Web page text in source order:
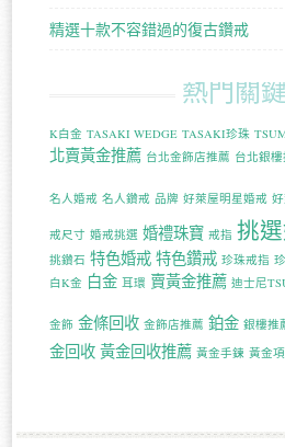
精選十款不容錯過的復古鑽戒
熱門關
K白金 TASAKI WEDGE TASAKI珍珠
北賣黃金推薦 台北金飾店推薦 台北銀樓
名人婚戒 名人鑽戒 品牌 好萊屋明星婚戒
戒尺寸 婚戒挑選 婚禮珠寶 戒指 挑
挑鑽石 特色婚戒 特色鑽戒 珍珠戒指
白K金 白金 耳環 賣黃金推薦 迪士尼
金飾 金條回收 金飾店推薦 鉑金 銀樓推
金回收 黃金回收推薦 黃金手鍊 黃金